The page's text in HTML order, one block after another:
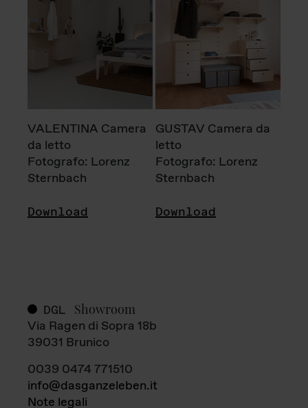
VALENTINA Camera
da letto
Fotografo: Lorenz
Sternbach
Download
GUSTAV Camera da
letto
Fotografo: Lorenz
Sternbach
Download
DGL Showroom
Via Ragen di Sopra 18b
39031 Brunico
0039 0474 771510
info@dasganzeleben.it
Note legali